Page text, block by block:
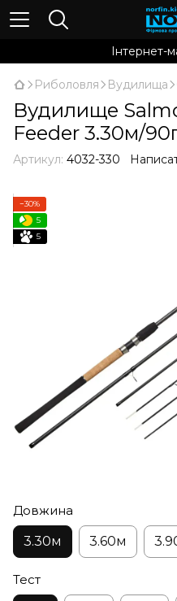
Інтернет-
Риболовля Вудилища
Вудилище
Feeder 3.30м/
Артикул: 4032-330
−30%
5
5
Довжина
3.30м
3.60м
Тест